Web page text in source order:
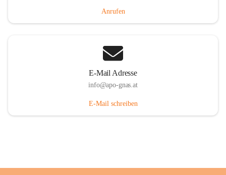
Anrufen
E-Mail Adresse
info@apo-gnas.at
E-Mail schreiben